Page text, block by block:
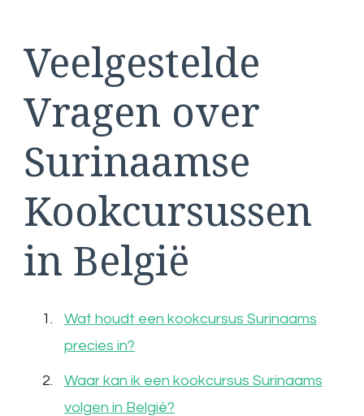
Veelgestelde
Vragen over
Surinaamse
Kookcursussen
in België
Wat houdt een kookcursus Surinaams
precies in?
Waar kan ik een kookcursus Surinaams
volgen in België?